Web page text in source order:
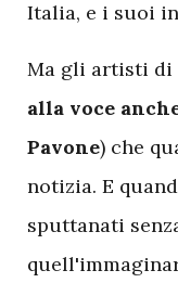
Italia, e i suoi
Ma gli artisti di
alla voce
Pavone) che
notizia. E
sputtanati